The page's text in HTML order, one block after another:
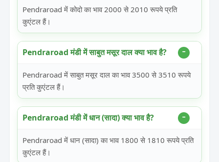
Pendraroad में कोदो का भाव 2000 से 2010 रूपये प्रति
कुएंटल हैं।
Pendraroad मंडी में साबुत मसूर दाल क्या भाव है?
Pendraroad में साबुत मसूर दाल का भाव 3500 से 3510 रूपये
प्रति कुएंटल हैं।
Pendraroad मंडी में धान (सादा) क्या भाव है?
Pendraroad में धान (सादा) का भाव 1800 से 1810 रूपये प्रति
कुएंटल हैं।